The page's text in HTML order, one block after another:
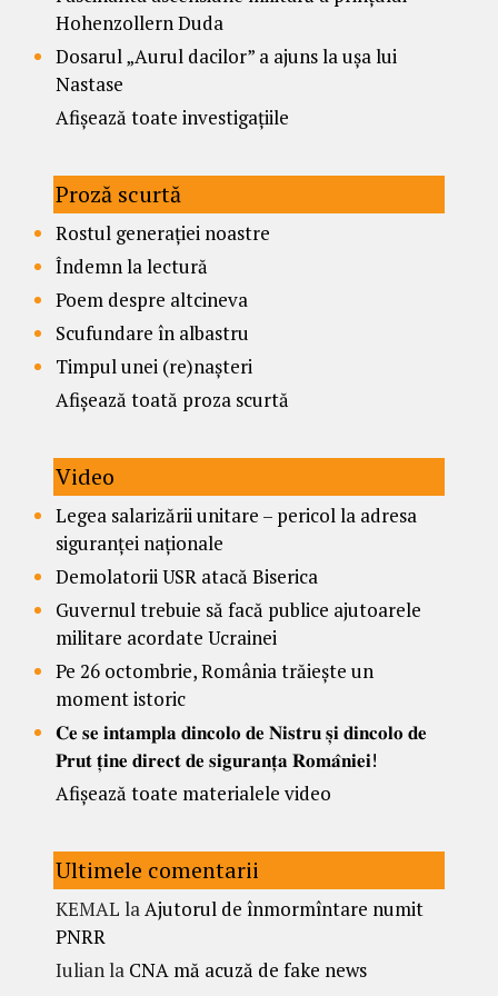
Hohenzollern Duda
Dosarul „Aurul dacilor” a ajuns la ușa lui
Nastase
Afișează toate investigațiile
Proză scurtă
Rostul generației noastre
Îndemn la lectură
Poem despre altcineva
Scufundare în albastru
Timpul unei (re)nașteri
Afișează toată proza scurtă
Video
Legea salarizării unitare – pericol la adresa
siguranței naționale
Demolatorii USR atacă Biserica
Guvernul trebuie să facă publice ajutoarele
militare acordate Ucrainei
Pe 26 octombrie, România trăiește un
moment istoric
𝐂𝐞 𝐬𝐞 𝐢𝐧𝐭𝐚𝐦𝐩𝐥𝐚 𝐝𝐢𝐧𝐜𝐨𝐥𝐨 𝐝𝐞 𝐍𝐢𝐬𝐭𝐫𝐮 𝐬̦𝐢 𝐝𝐢𝐧𝐜𝐨𝐥𝐨 𝐝𝐞
𝐏𝐫𝐮𝐭 𝐭̦𝐢𝐧𝐞 𝐝𝐢𝐫𝐞𝐜𝐭 𝐝𝐞 𝐬𝐢𝐠𝐮𝐫𝐚𝐧𝐭̦𝐚 𝐑𝐨𝐦𝐚̂𝐧𝐢𝐞𝐢!
Afișează toate materialele video
Ultimele comentarii
KEMAL laAjutorul de înmormîntare numit
PNRR
Iulianla CNA mă acuză de fake news